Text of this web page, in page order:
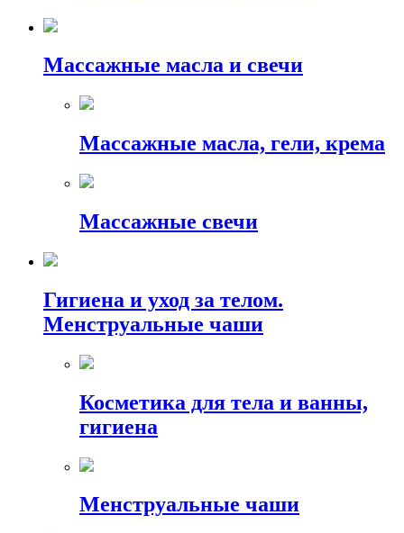
Массажные масла и свечи
Массажные масла, гели, крема
Массажные свечи
Гигиена и уход за телом.
Менструальные чаши
Косметика для тела и ванны,
гигиена
Менструальные чаши